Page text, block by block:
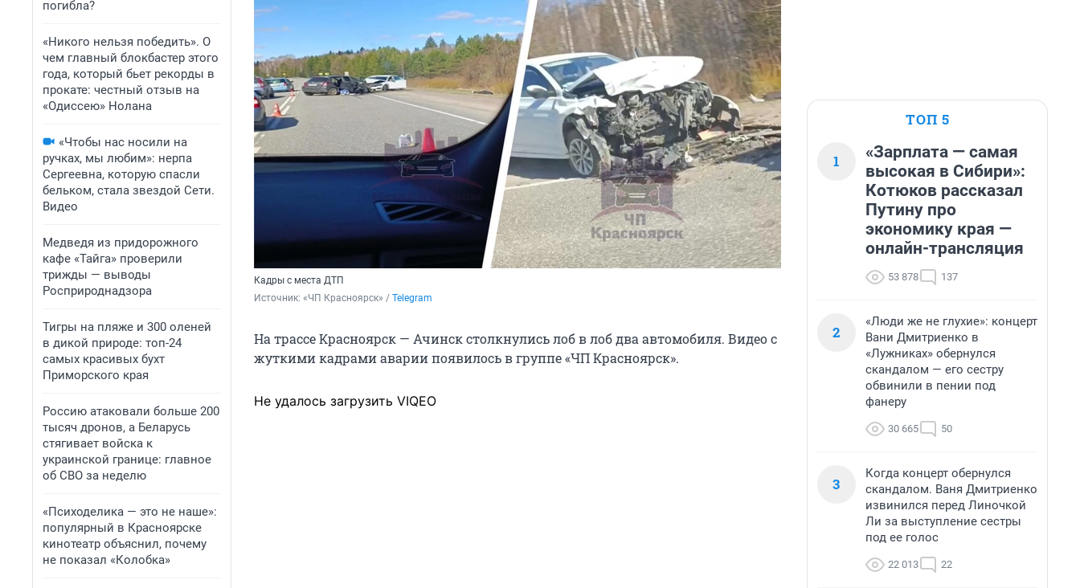
погибла?
«Никого нельзя победить». О
чем главный блокбастер этого
года, который бьет рекорды в
прокате: честный отзыв на
«Одиссею» Нолана
«Чтобы нас носили на
ручках, мы любим»: нерпа
Сергеевна, которую спасли
бельком, стала звездой Сети.
Видео
Медведя из придорожного
кафе «Тайга» проверили
трижды — выводы
Росприроднадзора
Тигры на пляже и 300 оленей
в дикой природе: топ-24
самых красивых бухт
Приморского края
Россию атаковали больше 200
тысяч дронов, а Беларусь
стягивает войска к
украинской границе: главное
об СВО за неделю
«Психоделика — это не наше»:
популярный в Красноярске
кинотеатр объяснил, почему
не показал «Колобка»
Кадры с места ДТП
Источник: «ЧП Красноярск» / Telegram
На трассе Красноярск — Ачинск столкнулись лоб в лоб два автомобиля. Видео с
жуткими кадрами аварии появилось в группе «ЧП Красноярск».
Не удалось загрузить VIQEO
ТОП 5
1
«Зарплата — самая
высокая в Сибири»:
Котюков рассказал
Путину про
экономику края —
онлайн-трансляция
53 878 137
2
«Люди же не глухие»: концерт
Вани Дмитриенко в
«Лужниках» обернулся
скандалом — его сестру
обвинили в пении под
фанеру
30 665 50
3
Когда концерт обернулся
скандалом. Ваня Дмитриенко
извинился перед Линочкой
Ли за выступление сестры
под ее голос
22 013 22